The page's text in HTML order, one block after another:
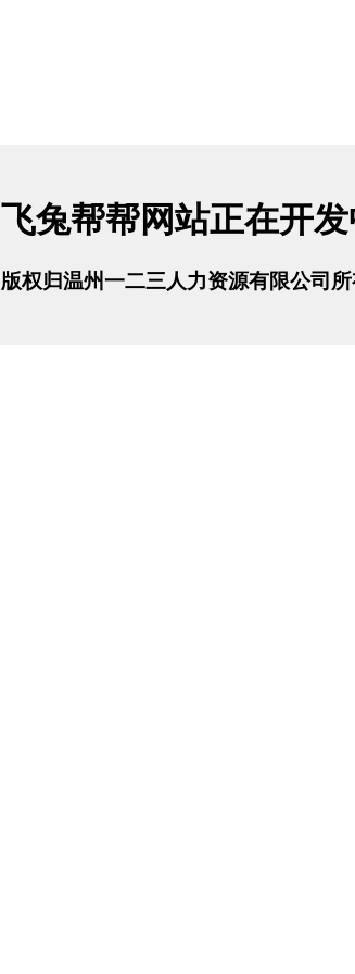
飞兔帮帮网站正在开发
版权归温州一二三人力资源有限公司